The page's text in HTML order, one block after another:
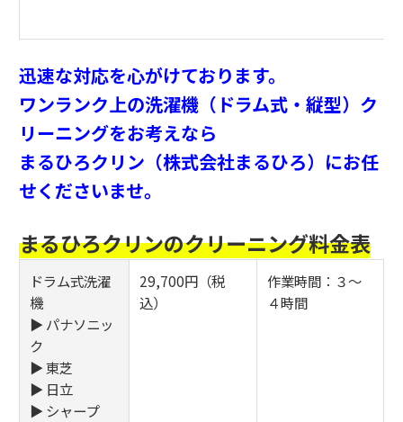
迅速な対応を心がけております。
ワンランク上の洗濯機（ドラム式・縦型）ク
リーニングをお考えなら
まるひろクリン（株式会社まるひろ）にお任
せくださいませ。
まるひろクリンのクリーニング料金表
ドラム式洗濯
機
▶ パナソニッ
ク
▶ 東芝
▶ 日立
▶ シャープ
29,700円（税
込）
作業時間：３～
４時間